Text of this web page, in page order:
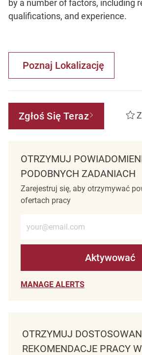
by a number of factors, including
qualifications, and experience.
Poznaj Lokalizację
Zgłoś Się Teraz
OTRZYMUJ
PODOBNYCH ZADANIACH
Zarejestruj się, aby otrzymywać
ofertach pracy
Aktywować
MANAGE ALERTS
OTRZYMUJ
REKOMENDACJE PRACY